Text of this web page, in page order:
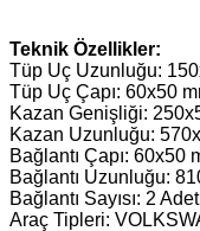
Teknik Özellikler:
Tüp Uç Uzunluğu:
Tüp Uç Çapı: 60x50
Kazan Genişliği:
Kazan Uzunluğu:
Bağlantı Çapı: 60x50
Bağlantı Uzunluğu:
Bağlantı Sayısı: 2 Adet
Araç Tipleri: